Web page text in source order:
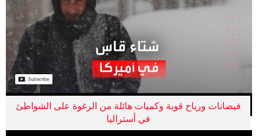
فيضانات ورياح قوية وكميات هائلة من الرغوة على الشواطئ
في أستراليا